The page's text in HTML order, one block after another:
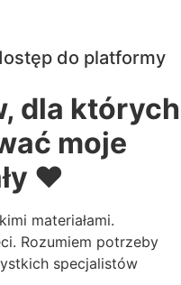
do platformy
dla których
moje
❤️
materiałami.
Rozumiem potrzeby
specjalistów